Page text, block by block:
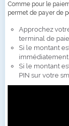
Comme pour le
permet de payer de
Approchez
terminal de
Si le montant
Si le montant
PIN sur votre